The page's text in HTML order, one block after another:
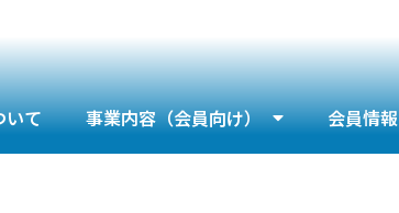
いて 事業内容（会員向け） 会員情報